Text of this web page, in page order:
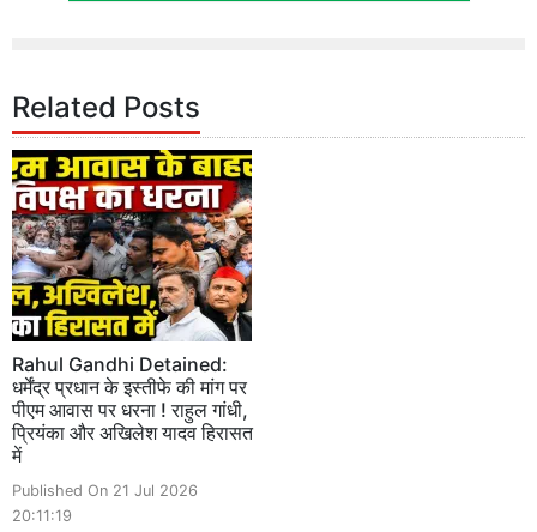
Related Posts
Rahul Gandhi Detained:
धर्मेंद्र प्रधान के इस्तीफे की मांग पर
पीएम आवास पर धरना ! राहुल गांधी,
प्रियंका और अखिलेश यादव हिरासत
में
Published On 21 Jul 2026
20:11:19